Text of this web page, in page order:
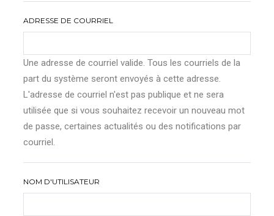
ADRESSE DE COURRIEL
Une adresse de courriel valide. Tous les courriels de la
part du système seront envoyés à cette adresse.
L'adresse de courriel n'est pas publique et ne sera
utilisée que si vous souhaitez recevoir un nouveau mot
de passe, certaines actualités ou des notifications par
courriel.
NOM D'UTILISATEUR